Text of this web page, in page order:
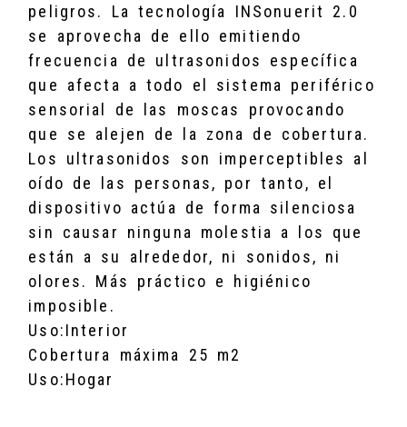
peligros. La tecnología INSonuerit 2.0
se aprovecha de ello emitiendo
frecuencia de ultrasonidos específica
que afecta a todo el sistema periférico
sensorial de las moscas provocando
que se alejen de la zona de cobertura.
Los ultrasonidos son imperceptibles al
oído de las personas, por tanto, el
dispositivo actúa de forma silenciosa
sin causar ninguna molestia a los que
están a su alrededor, ni sonidos, ni
olores. Más práctico e higiénico
imposible.
Uso:Interior
Cobertura máxima 25 m2
Uso:Hogar